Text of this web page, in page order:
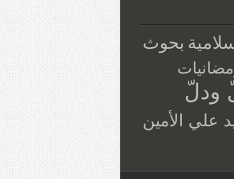
بحوث
ودلّ
علي الأمين